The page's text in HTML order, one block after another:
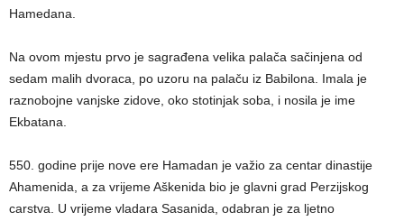
Hamedana.
Na ovom mjestu prvo je sagrađena velika palača sačinjena od
sedam malih dvoraca, po uzoru na palaču iz Babilona. Imala je
raznobojne vanjske zidove, oko stotinjak soba, i nosila je ime
Ekbatana.
550. godine prije nove ere Hamadan je važio za centar dinastije
Ahamenida, a za vrijeme Aškenida bio je glavni grad Perzijskog
carstva. U vrijeme vladara Sasanida, odabran je za ljetno